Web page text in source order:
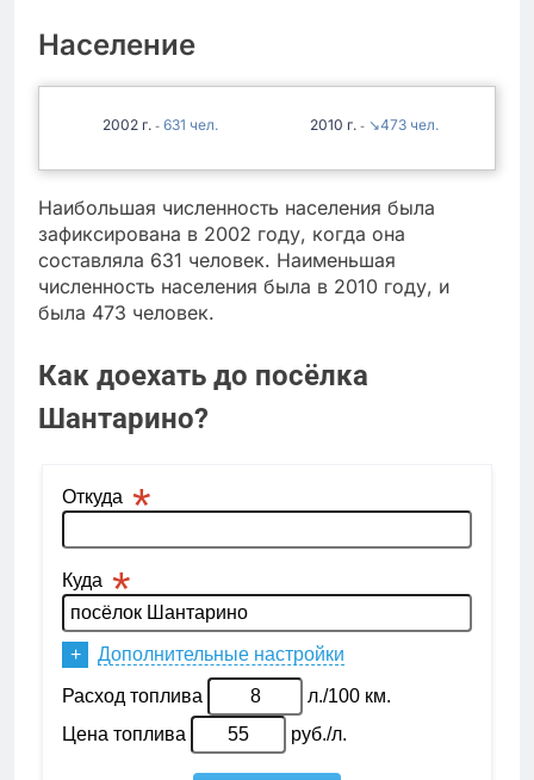
Население
2002 - 631 2010 - ↘473
Наибольшая численность населения была
зафиксирована в 2002 году, когда она
составляла 631 человек. Наименьшая
численность населения была в 2010 году, и
была 473 человек.
Как доехать до посёлка
Шантарино?